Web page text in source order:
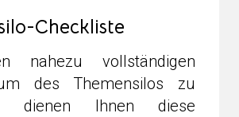
Checkliste
nahezu vollständigen
des Themensilos zu
dienen Ihnen diese